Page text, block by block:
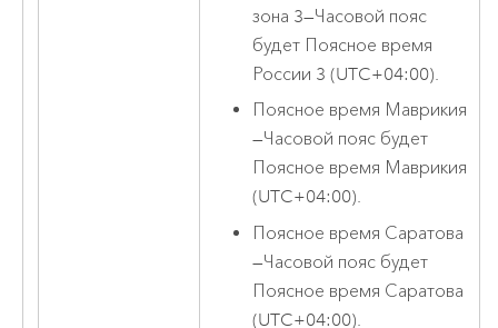
зона 3—Часовой пояс
будет Поясное время
России 3 (UTC+04:00).
Поясное время Маврикия
—Часовой пояс будет
Поясное время Маврикия
(UTC+04:00).
Поясное время Саратова
—Часовой пояс будет
Поясное время Саратова
(UTC+04:00).